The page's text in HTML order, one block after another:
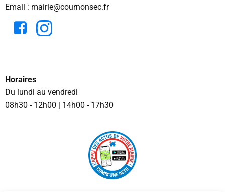
Email : mairie@cournonsec.fr
Horaires
Du lundi au vendredi
08h30 - 12h00 | 14h00 - 17h30